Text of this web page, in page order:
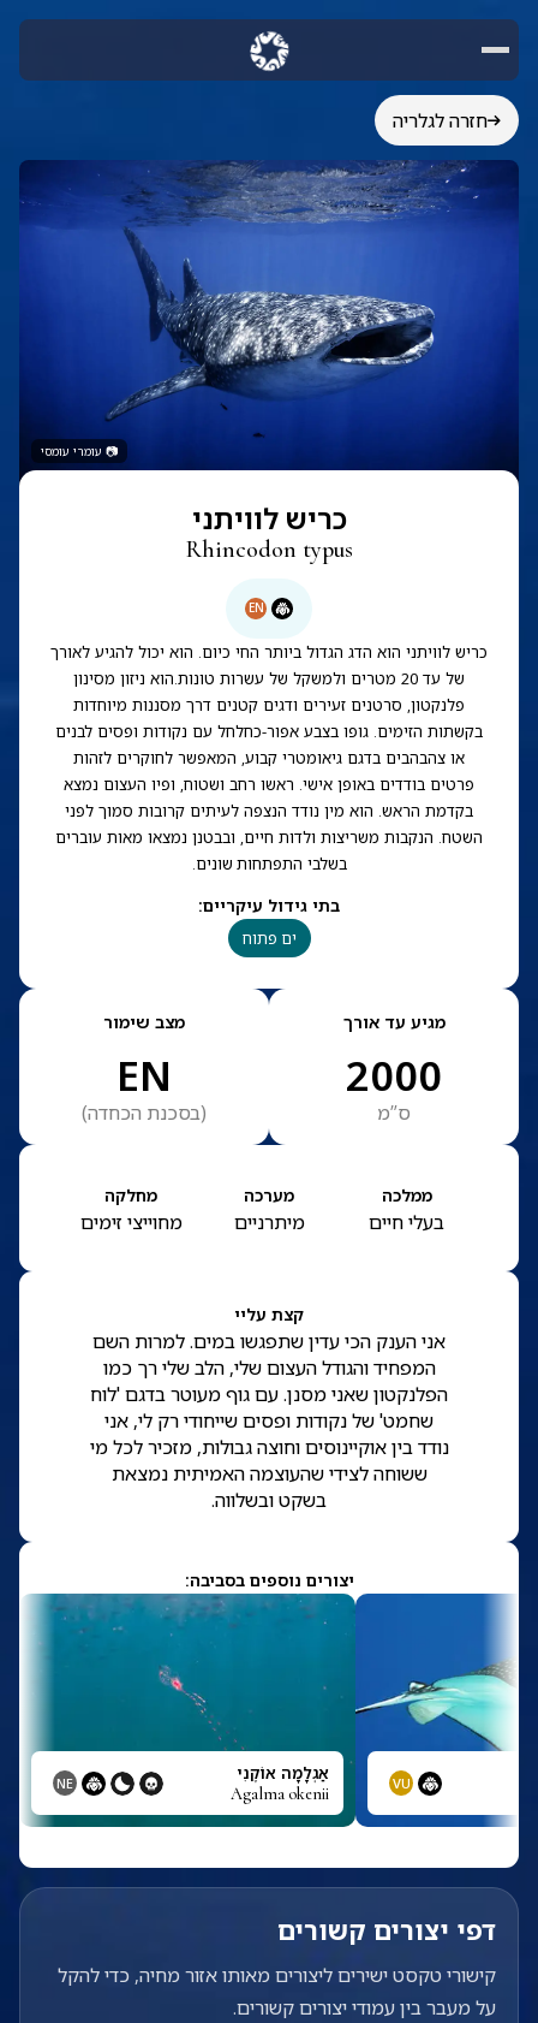
חזרה לגלריה
📷 עומרי עומסי
כריש לוויתני
Rhincodon typus
EN
כריש לוויתני הוא הדג הגדול ביותר החי כיום. הוא יכול להגיע לאורך
של עד 20 מטרים ולמשקל של עשרות טונות.הוא ניזון מסינון
פלנקטון, סרטנים זעירים ודגים קטנים דרך מסננות מיוחדות
בקשתות הזימים. גופו בצבע אפור-כחלחל עם נקודות ופסים לבנים
או צהבהבים בדגם גיאומטרי קבוע, המאפשר לחוקרים לזהות
פרטים בודדים באופן אישי. ראשו רחב ושטוח, ופיו העצום נמצא
בקדמת הראש. הוא מין נודד הנצפה לעיתים קרובות סמוך לפני
השטח. הנקבות משריצות ולדות חיים, ובבטנן נמצאו מאות עוברים
בשלבי התפתחות שונים.
בתי גידול עיקריים:
ים פתוח
מגיע עד אורך
2000
ס”מ
מצב שימור
EN
(בסכנת הכחדה)
ממלכה
בעלי חיים
מערכה
מיתרניים
מחלקה
מחוייצי זימים
קצת עליי
אני הענק הכי עדין שתפגשו במים. למרות השם
המפחיד והגודל העצום שלי, הלב שלי רך כמו
הפלנקטון שאני מסנן. עם גוף מעוטר בדגם 'לוח
שחמט' של נקודות ופסים שייחודי רק לי, אני
נודד בין אוקיינוסים וחוצה גבולות, מזכיר לכל מי
ששוחה לצידי שהעוצמה האמיתית נמצאת
בשקט ובשלווה.
יצורים נוספים בסביבה:
VU אַגְלָמָה אוֹקֶנִי
Agalma okenii
NE
דפי יצורים קשורים
קישורי טקסט ישירים ליצורים מאותו אזור מחיה, כדי להקל
על מעבר בין עמודי יצורים קשורים.